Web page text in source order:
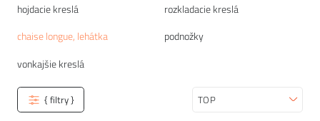
hojdacie kreslá
rozkladacie kreslá
chaise longue, lehátka
podnožky
vonkajšie kreslá
{ filtry } Zoradiť